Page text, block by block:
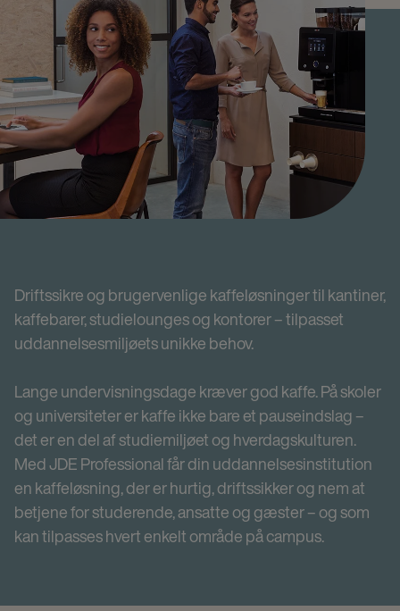
Driftssikre og brugervenlige kaffeløsninger til kantiner,
kaffebarer, studielounges og kontorer – tilpasset
uddannelsesmiljøets unikke behov.
Lange undervisningsdage kræver god kaffe. På skoler
og universiteter er kaffe ikke bare et pauseindslag –
det er en del af studiemiljøet og hverdagskulturen.
Med JDE Professional får din uddannelsesinstitution
en kaffeløsning, der er hurtig, driftssikker og nem at
betjene for studerende, ansatte og gæster – og som
kan tilpasses hvert enkelt område på campus.